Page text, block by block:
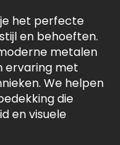
het perfecte
en behoeften.
metalen
ervaring met
We helpen
die
en visuele